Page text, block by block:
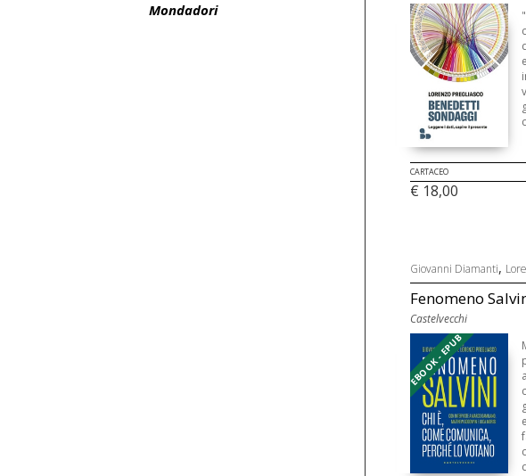
Mondadori
CARTACEO
€ 18,00
Giovanni Diamanti,
Fenomeno
Castelvecchi
EBOOK - EPUB